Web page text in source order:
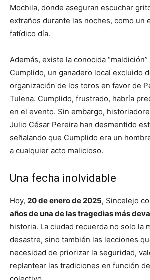
Mochila, donde aseguran escuchar
extraños durante las noches, como un
fatídico día.
Además, existe la conocida
Cumplido, un ganadero local excluido
organización de los toros en favor de
Tulena. Cumplido, frustrado, habría
en el evento. Sin embargo,
Julio César Pereira han desmentido
señalando que Cumplido era un
a cualquier acto malicioso.
Una fecha inolvidable
Hoy, 20 de enero de 2025, Sincelejo
años de una de las tragedias más
historia. La ciudad recuerda no solo la
desastre, sino también las lecciones
necesidad de priorizar la seguridad,
replantear las tradiciones en función